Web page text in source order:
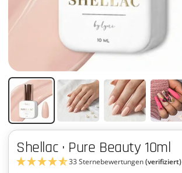
Shellac · Pure Beauty 10ml
33 Sternebewertungen(verifiziert)